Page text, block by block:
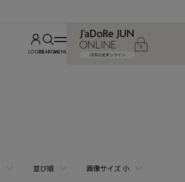
LOGINSEARCHMENU JUN公式オンライン
0
並び順 画像サイズ 小